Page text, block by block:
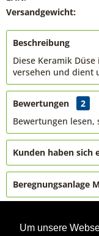
Um unsere
Versandgewicht:
Beschreibung
Diese Keramik
versehen und dient
Bewertungen
2
Bewertungen
Kunden haben sich
Beregnungsanlage
Service Hotline